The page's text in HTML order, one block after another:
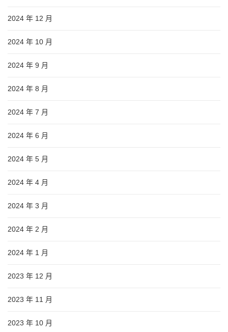
2024 年 12 月
2024 年 10 月
2024 年 9 月
2024 年 8 月
2024 年 7 月
2024 年 6 月
2024 年 5 月
2024 年 4 月
2024 年 3 月
2024 年 2 月
2024 年 1 月
2023 年 12 月
2023 年 11 月
2023 年 10 月